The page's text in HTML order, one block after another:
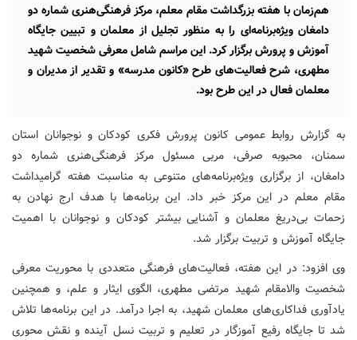
هم‌زمان با هفته بزرگداشت مقام معلم، مرکز فرهنگی‌هنری شماره دو
دامغان ویژه‌برنامه‌ای را به منظور تجلیل از معلمان و تبیین جایگاه
آموزش و پرورش برگزار کرد. این مراسم شامل معرفی شخصیت شهید
مطهری، شرح فعالیت‌های طرح «کانون مدرسه» و تقدیر از مدیران و
معلمان فعال در این طرح بود.
به گزارش روابط عمومی کانون پرورش فکری کودکان و نوجوانان استان
سمنان، محبوبه صرفی، مربی مسئول مرکز فرهنگی‌هنری شماره دو
دامغان، از برگزاری ویژه‌برنامه‌های متنوعی به مناسبت هفته گرامیداشت
مقام معلم در این مرکز خبر داد. این برنامه‌ها با هدف ارج نهادن به
زحمات بی‌دریغ معلمان و آشنایی بیشتر کودکان و نوجوانان با اهمیت
جایگاه آموزش و تربیت برگزار شد.
وی افزود: در این هفته، فعالیت‌های فرهنگی متعددی با محوریت معرفی
شخصیت والامقام شهید مرتضی مطهری، الگوی ایثار و علم، و همچنین
یادآوری فداکاری‌های معلمان شهید، به اجرا درآمد. در این برنامه‌ها تلاش
شد تا جایگاه رفیع آموزگار در تعلیم و تربیت نسل آینده و نقش محوری